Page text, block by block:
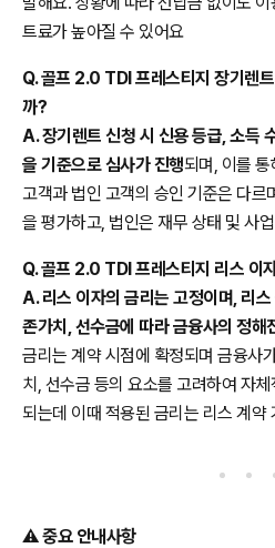
트료가 높아질 수 있어요
Q. 골프 2.0 TDI 프레스티지 장기렌
까?
A. 장기렌트 신청 시 신용 등급, 소득
을 기준으로 심사가 진행되며, 이를
고객과 법인 고객의 승인 기준은 다르
을 평가하고, 법인은 재무 상태 및 사
Q. 골프 2.0 TDI 프레스티지 리스 이
A. 리스 이자의 금리는 고정이며, 리
존가치, 선수금에 따라 금융사의 정해
금리는 계약 시점에 확정되며 금융사
치, 선수금 등의 요소를 고려하여 자
되는데 이때 적용된 금리는 리스 계약
⚠️중요 안내사항